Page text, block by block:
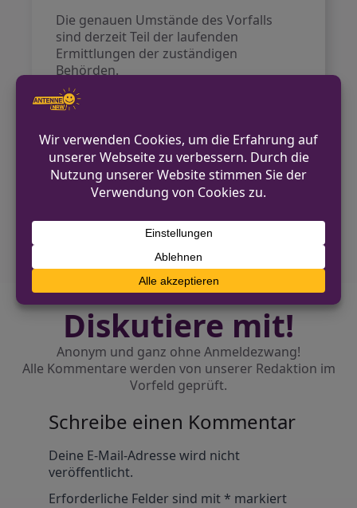
Die genauen Umstände des Vorfalls
sind derzeit Teil der laufenden
Ermittlungen der zuständigen
Behörden.
VORHERIGER BEITRAG
Polizist handelt schnell: Randalierer im
Supermarkt gefasst
NÄCHSTER BEITRAG
Gefährliche Körperverletzung in
Diskutiere mit!
Anonym und ganz ohne Anmeldezwang!
Alle Kommentare werden von unserer Redaktion im
Vorfeld geprüft.
Schreibe einen Kommentar
Deine E-Mail-Adresse wird nicht
veröffentlicht.
Erforderliche Felder sind mit * markiert